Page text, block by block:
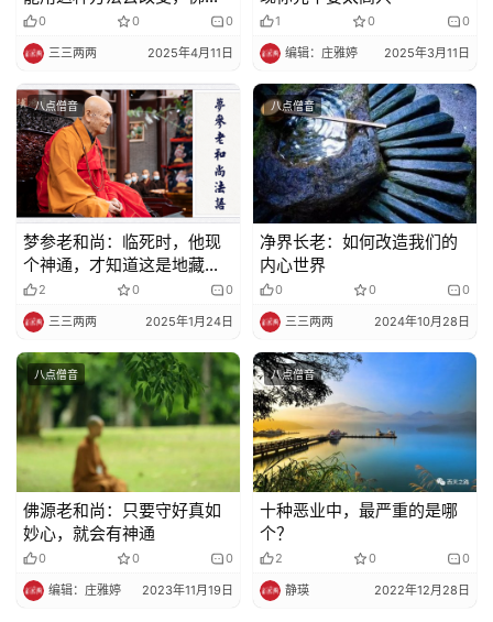
政
策
法
规
免
责
声
明
不鼓励人听天由命（转发功
德无量）
0 0 0
三三两两 2025年4月11日
1 0 0
编辑：庄雅婷 2025年3月11日
八点僧音
梦参老和尚：临死时，他现
个神通，才知道这是地藏王
菩萨的化身
2 0 0
三三两两 2025年1月24日
八点僧音
净界长老：如何改造我们的
内心世界
0 0 0
三三两两 2024年10月28日
八点僧音
佛源老和尚：只要守好真如
妙心，就会有神通
0 0 0
编辑：庄雅婷 2023年11月19日
八点僧音
十种恶业中，最严重的是哪
个？
2 0 0
静瑛 2022年12月28日